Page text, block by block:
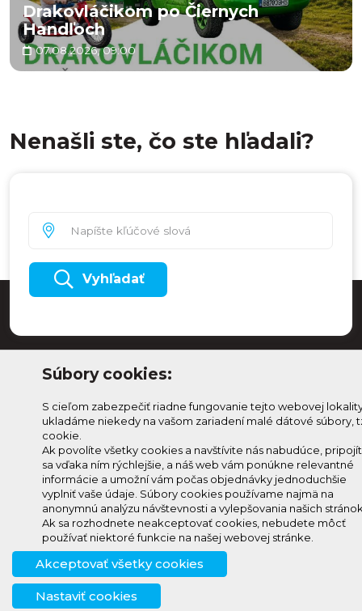
Drakovláčikom po Čiernych
Handľoch
07.08.2026, 09:00
Nenašli ste, čo ste hľadali?
Vyhľadať
info@knh.sk
+421 903
294 997
Prihlásenie
Zmeniť
nastavenie
cookies
Odoberaj Kam na
Horehroní
Prihlás sa na odber a
dostávaj novinky ako prvý
Súbory cookies:
S cieľom zabezpečiť riadne fungovanie tejto webovej
ukladáme niekedy na vašom zariadení malé dátové súbory,
cookie.
Ak povolíte všetky cookies a navštívite nás nabudúce,
sa vďaka ním rýchlejšie, a náš web vám ponúkne relevantné
informácie a umožní vám počas objednávky jednoduchšie
vyplniť vaše údaje. Súbory cookies používame najmä na
anonymnú analýzu návštevnosti a vylepšovania našich
Ak sa rozhodnete neakceptovať cookies, nebudete môcť
používať niektoré funkcie na našej webovej stránke.
Akceptovať všetky cookies
Nastaviť cookies